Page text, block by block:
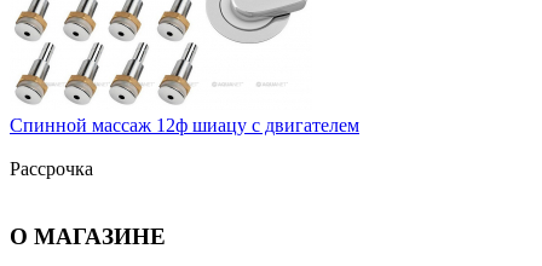
Спинной массаж 12ф шиацу с двигателем
Рассрочка
О МАГАЗИНЕ